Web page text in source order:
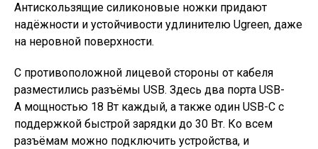
Антискользящие силиконовые ножки придают
надёжности и устойчивости удлинителю Ugreen, даже
на неровной поверхности.
С противоположной лицевой стороны от кабеля
разместились разъёмы USB. Здесь два порта USB-
A мощностью 18 Вт каждый, а также один USB-C с
поддержкой быстрой зарядки до 30 Вт. Ко всем
разъёмам можно подключить устройства, и